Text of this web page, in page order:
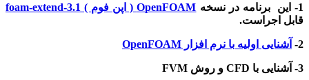
1- این برنامه در نسخه
OpenFOAM ( اپن فوم ) foam-extend-3.1
قابل اجراست.
2- آشنایی اولیه با نرم افزار OpenFOAM
3- آشنایی با CFD و روش FVM